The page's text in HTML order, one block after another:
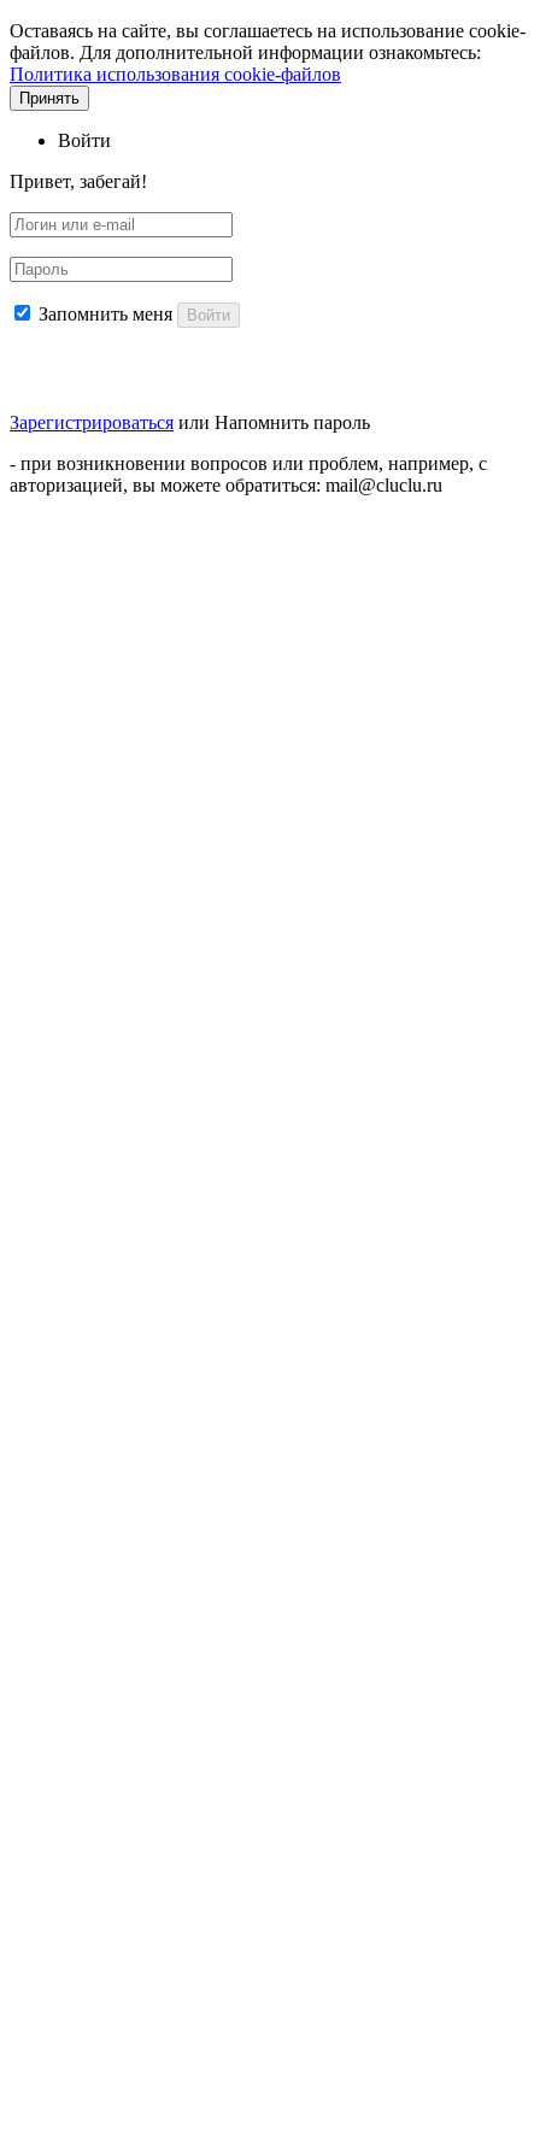
Оставаясь на сайте, вы соглашаетесь на использование cookie-
файлов. Для дополнительной информации ознакомьтесь:
Политика использования cookie-файлов
Принять
Войти
Привет, забегай!
Запомнить меня Войти
Зарегистрироваться или Напомнить пароль
- при возникновении вопросов или проблем, например, с
авторизацией, вы можете обратиться: mail@cluclu.ru